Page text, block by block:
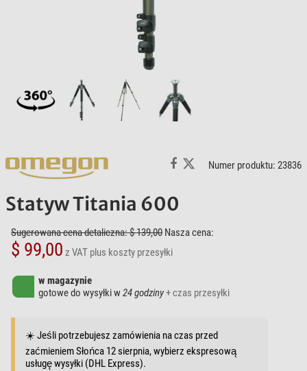
Numer produktu: 23836
Statyw Titania 600
Sugerowana cena detaliczna: $ 139,00 Nasza cena:
$ 99,00 z VAT plus koszty przesyłki
w magazynie
gotowe do wysyłki w24 godziny+ czas przesyłki
☀️ Jeśli potrzebujesz zamówienia na czas przed
zaćmieniem Słońca 12 sierpnia, wybierz ekspresową
usługę wysyłki (DHL Express).